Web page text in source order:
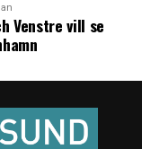
Venstre vill se